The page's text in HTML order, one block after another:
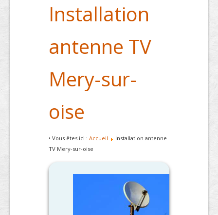
Installation
antenne TV
Mery-sur-
oise
• Vous êtes ici : Accueil
Installation antenne
TV Mery-sur-oise